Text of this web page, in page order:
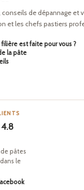
de dépannage et
et les chefs pastiers
est faite pour vous ?
la pâte
4.8
pâtes
le